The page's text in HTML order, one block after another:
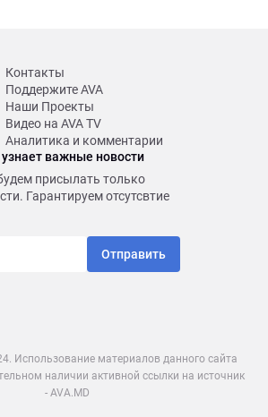
Контакты
Поддержите AVA
Наши Проекты
Видео на AVA TV
Аналитика и комментарии
важные новости
присылать только
Гарантируем отсутсвтие
Отправить
Использование материалов данного сайта
наличии активной ссылки на источник
- AVA.MD